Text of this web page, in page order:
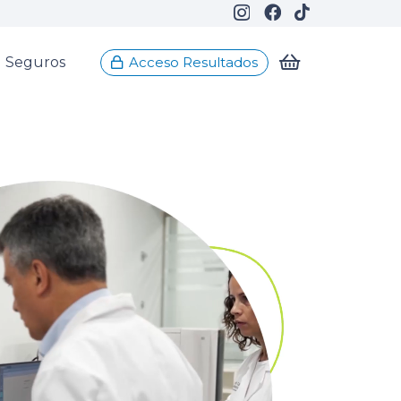
Seguros Acceso Resultados